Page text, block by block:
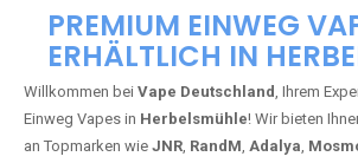
PREMIUM EINWEG
ERHÄLTLICH IN
Willkommen bei Vape Deutschland, Ihrem
Einweg Vapes in Herbelsmühle! Wir bieten
an Topmarken wie JNR, RandM, Adalya,